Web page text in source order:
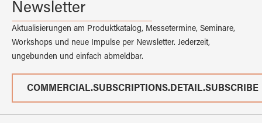
Newsletter
Aktualisierungen am Produktkatalog, Messetermine, Seminare,
Workshops und neue Impulse per Newsletter. Jederzeit,
ungebunden und einfach abmeldbar.
COMMERCIAL.SUBSCRIPTIONS.DETAIL.SUBSCRIBE